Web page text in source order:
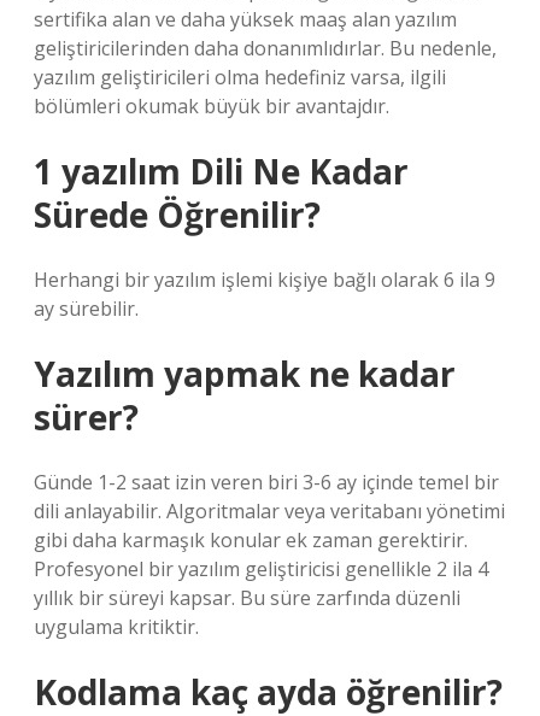
sertifika alan ve daha yüksek maaş alan yazılım
geliştiricilerinden daha donanımlıdırlar. Bu nedenle,
yazılım geliştiricileri olma hedefiniz varsa, ilgili
bölümleri okumak büyük bir avantajdır.
1 yazılım Dili Ne Kadar
Sürede Öğrenilir?
Herhangi bir yazılım işlemi kişiye bağlı olarak 6 ila 9
ay sürebilir.
Yazılım yapmak ne kadar
sürer?
Günde 1-2 saat izin veren biri 3-6 ay içinde temel bir
dili anlayabilir. Algoritmalar veya veritabanı yönetimi
gibi daha karmaşık konular ek zaman gerektirir.
Profesyonel bir yazılım geliştiricisi genellikle 2 ila 4
yıllık bir süreyi kapsar. Bu süre zarfında düzenli
uygulama kritiktir.
Kodlama kaç ayda öğrenilir?